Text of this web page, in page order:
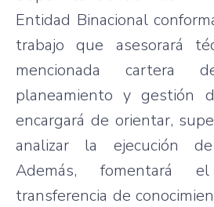
Entidad Binacional
trabajo que asesorará
mencionada cartera
planeamiento y gestión
encargará de orientar,
analizar la ejecución
Además, fomentará
transferencia de